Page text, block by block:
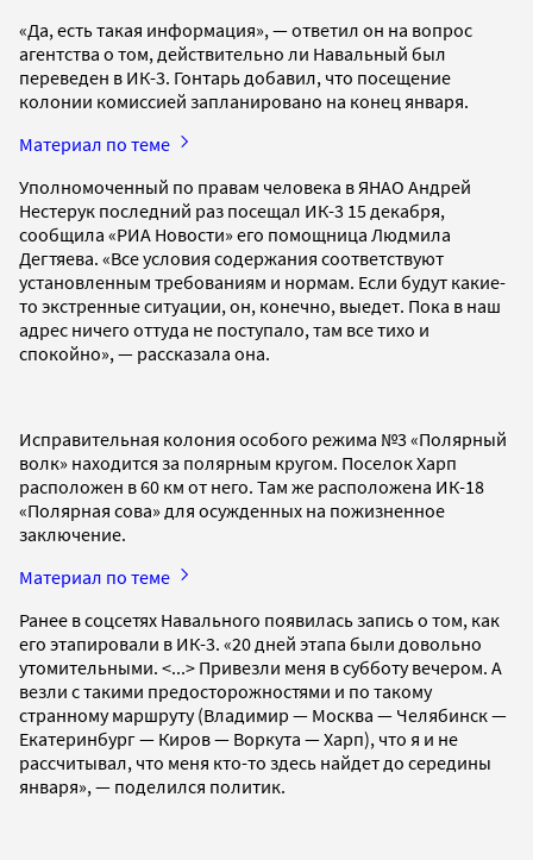
«Да, есть такая информация», — ответил он на вопрос
агентства о том, действительно ли Навальный был
переведен в ИК-3. Гонтарь добавил, что посещение
колонии комиссией запланировано на конец января.
Материал по теме
Уполномоченный по правам человека в ЯНАО Андрей
Нестерук последний раз посещал ИК-3 15 декабря,
сообщила «РИА Новости» его помощница Людмила
Дегтяева. «Все условия содержания соответствуют
установленным требованиям и нормам. Если будут какие-
то экстренные ситуации, он, конечно, выедет. Пока в наш
адрес ничего оттуда не поступало, там все тихо и
спокойно», — рассказала она.
Исправительная колония особого режима №3 «Полярный
волк» находится за полярным кругом. Поселок Харп
расположен в 60 км от него. Там же расположена ИК-18
«Полярная сова» для осужденных на пожизненное
заключение.
Материал по теме
Ранее в соцсетях Навального появилась запись о том, как
его этапировали в ИК-3. «20 дней этапа были довольно
утомительными. <...> Привезли меня в субботу вечером. А
везли с такими предосторожностями и по такому
странному маршруту (Владимир — Москва — Челябинск —
Екатеринбург — Киров — Воркута — Харп), что я и не
рассчитывал, что меня кто-то здесь найдет до середины
января», — поделился политик.